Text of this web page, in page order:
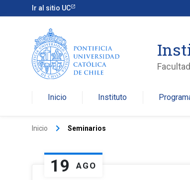
Ir al sitio UC
Inicio Instituto
Inicio keyboard_arrow_right Seminarios
19 AGO